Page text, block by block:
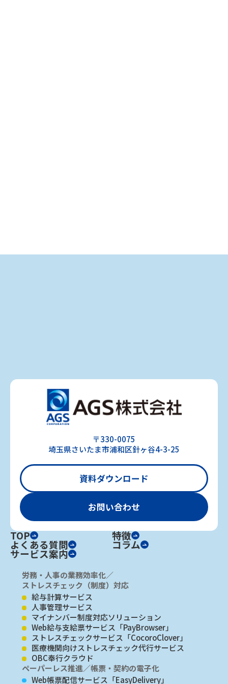
お問い合わせ
〒330-0075
埼玉県さいたま市浦和区針ヶ谷4-3-25
資料ダウンロード
お問い合わせ
TOP 特徴
よくある質問 コラム
サービス案内
労務・人事の業務効率化／
ストレスチェック（制度）対応
給与計算サービス
人事管理サービス
マイナンバー制度対応ソリューション
Web給与支給票サービス「PayBrowser」
ストレスチェックサービス「CocoroClover」
医療機関向けストレスチェック代行サービス
OBC奉行クラウド
ペーパーレス推進／帳票・契約の電子化
Web帳票配信サービス「EasyDelivery」